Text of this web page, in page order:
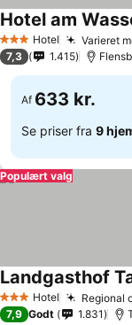
3 StjernerHotel Varieret
Hotel am
7,3 1.415
Af 633 kr.
Se priser fra 9
Populært valg
3 StjernerHotel Regional
Landgasthof
7,9 Godt 1.831